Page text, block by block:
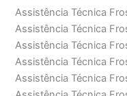
Assistência Técnica
Assistência Técnica
Assistência Técnica
Assistência Técnica
Assistência Técnica